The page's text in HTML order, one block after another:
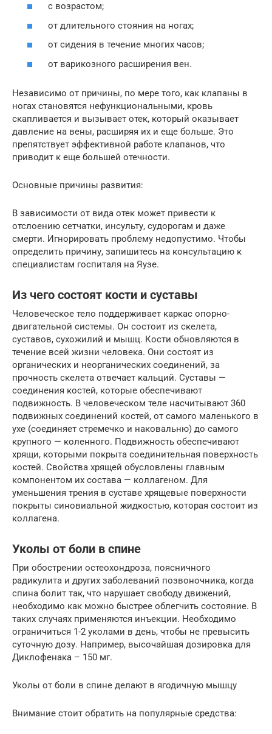
с возрастом;
от длительного стояния на ногах;
от сидения в течение многих часов;
от варикозного расширения вен.
Независимо от причины, по мере того, как клапаны в
ногах становятся нефункциональными, кровь
скапливается и вызывает отек, который оказывает
давление на вены, расширяя их и еще больше. Это
препятствует эффективной работе клапанов, что
приводит к еще большей отечности.
Основные причины развития:
В зависимости от вида отек может привести к
отслоению сетчатки, инсульту, судорогам и даже
смерти. Игнорировать проблему недопустимо. Чтобы
определить причину, запишитесь на консультацию к
специалистам госпиталя на Яузе.
Из чего состоят кости и суставы
Человеческое тело поддерживает каркас опорно-
двигательной системы. Он состоит из скелета,
суставов, сухожилий и мышц. Кости обновляются в
течение всей жизни человека. Они состоят из
органических и неорганических соединений, за
прочность скелета отвечает кальций. Суставы —
соединения костей, которые обеспечивают
подвижность. В человеческом теле насчитывают 360
подвижных соединений костей, от самого маленького в
ухе (соединяет стремечко и наковальню) до самого
крупного — коленного. Подвижность обеспечивают
хрящи, которыми покрыта соединительная поверхность
костей. Свойства хрящей обусловлены главным
компонентом их состава — коллагеном. Для
уменьшения трения в суставе хрящевые поверхности
покрыты синовиальной жидкостью, которая состоит из
коллагена.
Уколы от боли в спине
При обострении остеохондроза, поясничного
радикулита и других заболеваний позвоночника, когда
спина болит так, что нарушает свободу движений,
необходимо как можно быстрее облегчить состояние. В
таких случаях применяются инъекции. Необходимо
ограничиться 1-2 уколами в день, чтобы не превысить
суточную дозу. Например, высочайшая дозировка для
Диклофенака – 150 мг.
Уколы от боли в спине делают в ягодичную мышцу
Внимание стоит обратить на популярные средства: